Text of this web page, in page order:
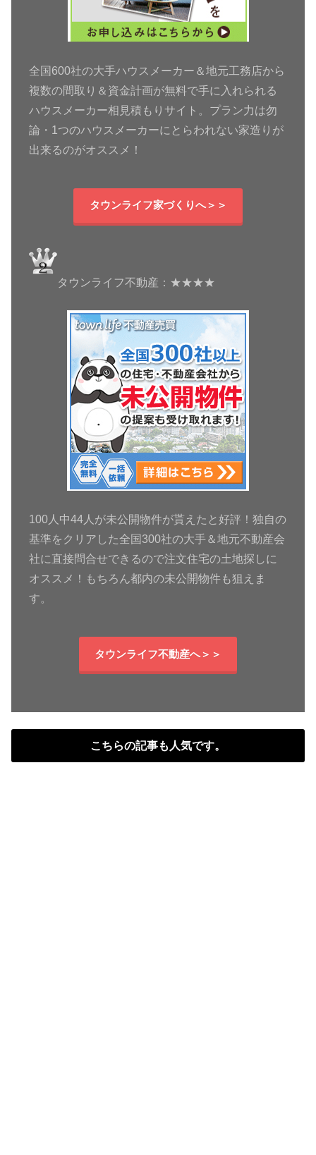
全国600社の大手ハウスメーカー＆地元工務店から
複数の間取り＆資金計画が無料で手に入れられる
ハウスメーカー相見積もりサイト。プラン力は勿
論・1つのハウスメーカーにとらわれない家造りが
出来るのがオススメ！
タウンライフ家づくりへ＞＞
タウンライフ不動産：★★★★
100人中44人が未公開物件が貰えたと好評！独自の
基準をクリアした全国300社の大手＆地元不動産会
社に直接問合せできるので注文住宅の土地探しに
オススメ！もちろん都内の未公開物件も狙えま
す。
タウンライフ不動産へ＞＞
こちらの記事も人気です。